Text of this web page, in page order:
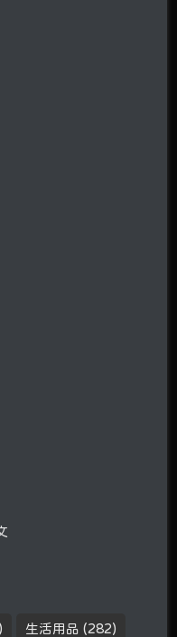
生活用品 (282)